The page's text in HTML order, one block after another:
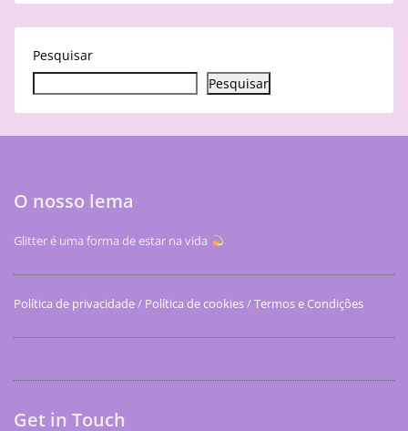
Pesquisar
Pesquisar
O nosso lema
Glitter é uma forma de estar na vida
Política de privacidade/ Política de cookies/Termos e Condições
Get in Touch